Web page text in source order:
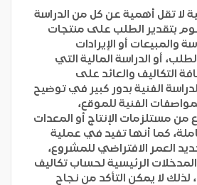
لا تقل أهمية عن كل من الدراسة
بتقدير الطلب على منتجات
والمبيعات أو الإيرادات
أو الدراسة المالية التي
التكاليف والعائد على
الفنية بدور كبير في توضيح
الفنية للموقع،
مستلزمات الإنتاج أو المعدات
كما أنها تفيد في عملية
العمر الافتراضي للمشروع،
الرئيسية لحساب تكاليف
لذلك لا يمكن التأكد من نجاح